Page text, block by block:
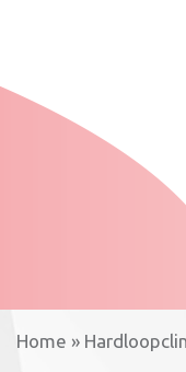
Home »